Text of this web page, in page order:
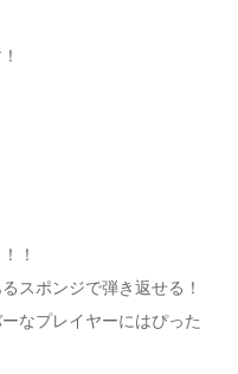
！
スポンジで弾き返せる！
なプレイヤーにはぴった